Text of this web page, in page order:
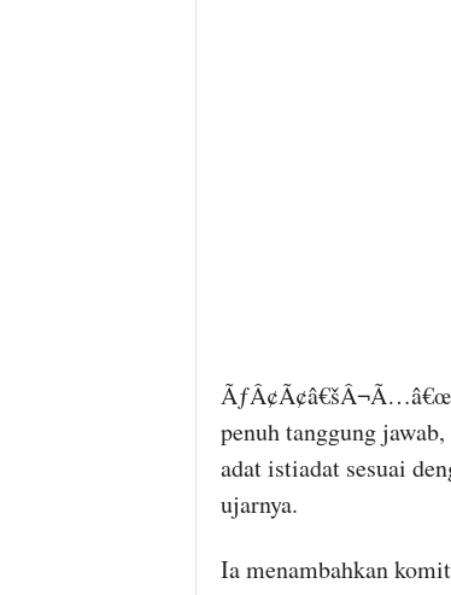
penuh tanggung
adat istiadat sesuai
ujarnya.
Ia menambahkan